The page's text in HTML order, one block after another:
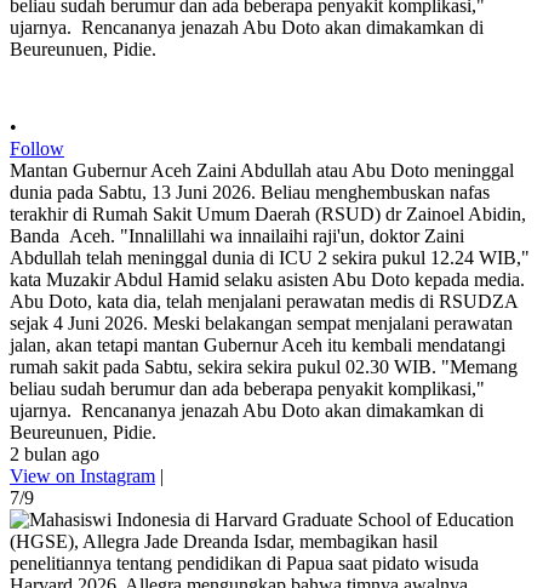
•
Follow
Mantan Gubernur Aceh Zaini Abdullah atau Abu Doto meninggal
dunia pada Sabtu, 13 Juni 2026. Beliau menghembuskan nafas
terakhir di Rumah Sakit Umum Daerah (RSUD) dr Zainoel Abidin,
Banda Aceh. "Innalillahi wa innailaihi raji'un, doktor Zaini
Abdullah telah meninggal dunia di ICU 2 sekira pukul 12.24 WIB,"
kata Muzakir Abdul Hamid selaku asisten Abu Doto kepada media.
Abu Doto, kata dia, telah menjalani perawatan medis di RSUDZA
sejak 4 Juni 2026. Meski belakangan sempat menjalani perawatan
jalan, akan tetapi mantan Gubernur Aceh itu kembali mendatangi
rumah sakit pada Sabtu, sekira sekira pukul 02.30 WIB. "Memang
beliau sudah berumur dan ada beberapa penyakit komplikasi,"
ujarnya. Rencananya jenazah Abu Doto akan dimakamkan di
Beureunuen, Pidie.
2 bulan ago
View on Instagram |
7/9